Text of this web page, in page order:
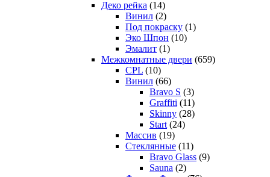
Деко рейка (14)
Винил (2)
Под покраску (1)
Эко Шпон (10)
Эмалит (1)
Межкомнатные двери (659)
CPL (10)
Винил (66)
Bravo S (3)
Graffiti (11)
Skinny (28)
Start (24)
Массив (19)
Стеклянные (11)
Bravo Glass (9)
Sauna (2)